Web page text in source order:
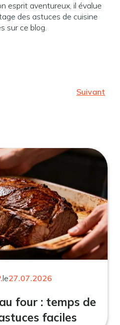
esprit aventureux, il évalue
des astuces de cuisine
sur ce blog.
Suivant
le27.07.2026
four : temps de
faciles